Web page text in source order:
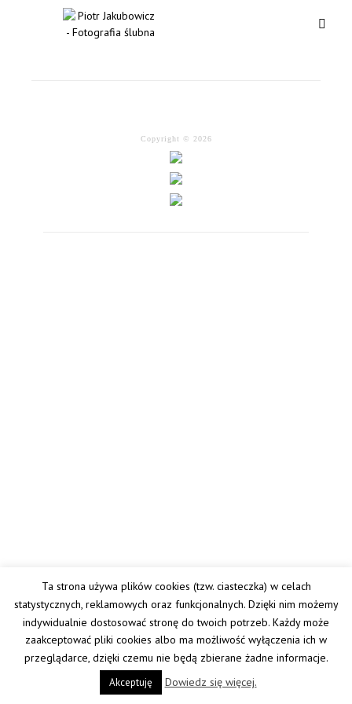
Copyright © 2026
Ta strona używa plików cookies (tzw. ciasteczka) w celach
statystycznych, reklamowych oraz funkcjonalnych. Dzięki nim możemy
indywidualnie dostosować stronę do twoich potrzeb. Każdy może
zaakceptować pliki cookies albo ma możliwość wyłączenia ich w
przeglądarce, dzięki czemu nie będą zbierane żadne informacje.
Akceptuję Dowiedz się więcej.